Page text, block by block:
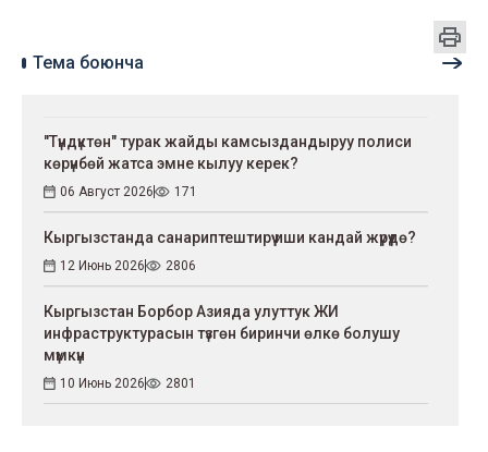
Тема боюнча
"Түндүктөн" турак жайды камсыздандыруу полиси
көрүнбөй жатса эмне кылуу керек?
06 Август 2026 171
Кыргызстанда санариптештирүү иши кандай жүрүүдө?
12 Июнь 2026 2806
Кыргызстан Борбор Азияда улуттук ЖИ
инфраструктурасын түзгөн биринчи өлкө болушу
мүмкүн
10 Июнь 2026 2801